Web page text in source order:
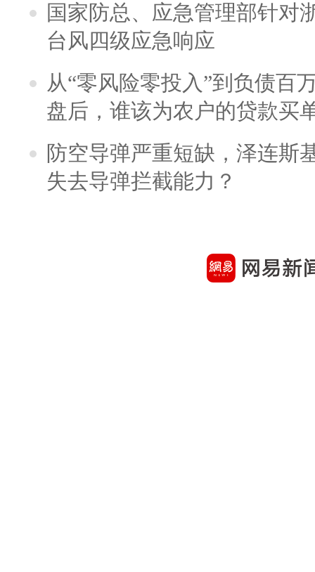
国家防总、应急管理部针对
台风四级应急响应
从“零风险零投入”到负债百
盘后，谁该为农户的贷款买
防空导弹严重短缺，泽连斯
失去导弹拦截能力？